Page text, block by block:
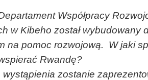
Współpracy
w Kibeho został wybudowany
na pomoc rozwojową. W jaki
Rwandę?
zostanie